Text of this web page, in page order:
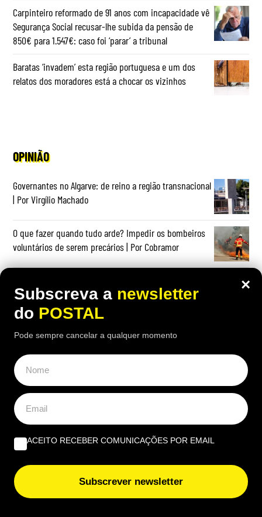
Carpinteiro reformado de 91 anos com incapacidade vê
Segurança Social recusar-lhe subida da pensão de
850€ para 1.547€: caso foi ‘parar’ a tribunal
Baratas ‘invadem’ esta região portuguesa e um dos
relatos dos moradores está a chocar os vizinhos
OPINIÃO
Governantes no Algarve: de reino a região transnacional
| Por Virgílio Machado
O que fazer quando tudo arde? Impedir os bombeiros
voluntários de serem precários | Por Cobramor
EUROPE DIRECT ALGARVE
Beatriz Garcia, 40 Anos de ECoCs, a família Ecoc e a
Next Culture | Por João Palmeiro
União Europeia ‘aperta’: novas regras europeias vão
proibir estas embalagens e algumas entram em vigor já
×
Subscreva a newsletter
do POSTAL
Pode sempre cancelar a qualquer momento
ACEITO RECEBER COMUNICAÇÕES POR EMAIL
Subscrever newsletter